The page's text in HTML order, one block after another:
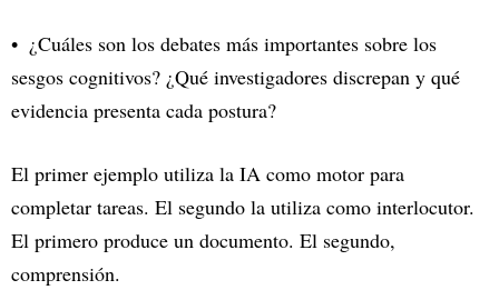
¿Cuáles son los debates más importantes sobre los
sesgos cognitivos? ¿Qué investigadores discrepan y qué
evidencia presenta cada postura?
El primer ejemplo utiliza la IA como motor para
completar tareas. El segundo la utiliza como interlocutor.
El primero produce un documento. El segundo,
comprensión.